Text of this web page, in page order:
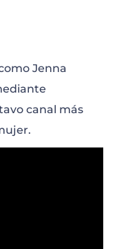
Jenna
canal más